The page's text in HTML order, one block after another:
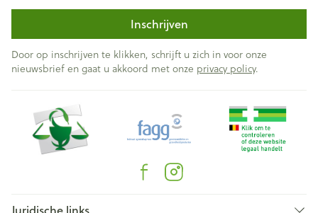
Inschrijven
Door op inschrijven te klikken, schrijft u zich in voor onze
nieuwsbrief en gaat u akkoord met onze privacy policy.